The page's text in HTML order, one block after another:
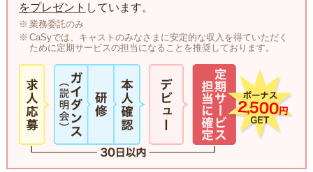
をプレゼント しています。
業務委託のみ
CaSyでは、キャストのみなさまに安定的な収入を得ていただく
ために定期サービスの担当になることを推奨しております。